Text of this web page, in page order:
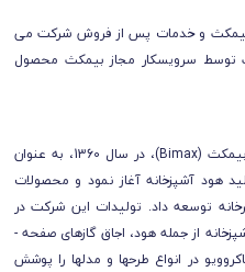
شرکت بیمکث و خدمات پس از فروش شرکت می
توسط سرویسکار مجاز بیمکث محصول
شرکت ستاره طلایی صنعت با نام تجاری بیمکث (Bimax)، در سال 1360، به عنوان
هود آشپزخانه آغاز نمود و محصولات
توسعه داد. تولیدات این شرکت در
حال حاضر طیف گسترده­ ای از محصولات آشپزخانه از جمله هود، اجاق گاز­های صفحه ­
در انواع طرح­ها و مدل­ها را پوشش